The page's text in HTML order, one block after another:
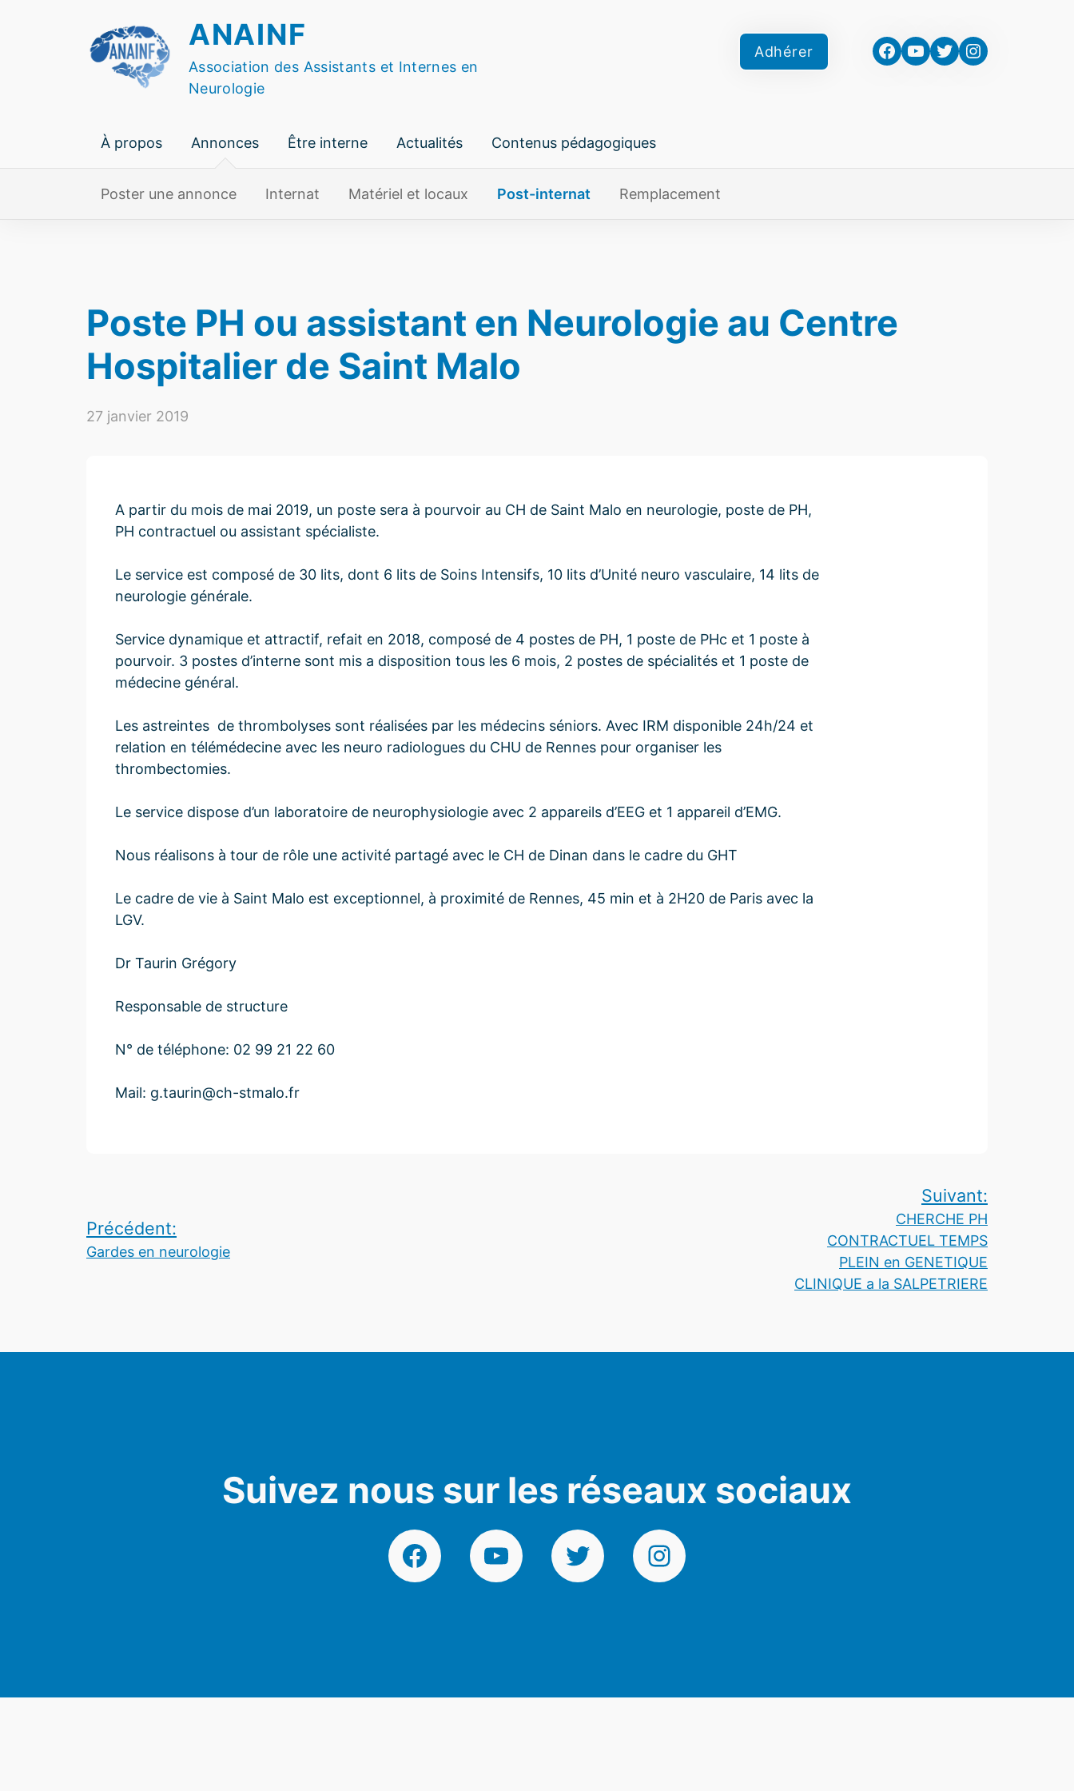
ANAINF
Association des Assistants et Internes en
Neurologie
Adhérer Facebook
YouTube
TwitterInstagram
À propos Annonces Être interne Actualités Contenus pédagogiques
Poster une annonce Internat Matériel et locaux Post-internat Remplacement
Poste PH ou assistant en Neurologie au Centre
Hospitalier de Saint Malo
27 janvier 2019
A partir du mois de mai 2019, un poste sera à pourvoir au CH de Saint Malo en neurologie, poste de PH,
PH contractuel ou assistant spécialiste.
Le service est composé de 30 lits, dont 6 lits de Soins Intensifs, 10 lits d’Unité neuro vasculaire, 14 lits de
neurologie générale.
Service dynamique et attractif, refait en 2018, composé de 4 postes de PH, 1 poste de PHc et 1 poste à
pourvoir. 3 postes d’interne sont mis a disposition tous les 6 mois, 2 postes de spécialités et 1 poste de
médecine général.
Les astreintes de thrombolyses sont réalisées par les médecins séniors. Avec IRM disponible 24h/24 et
relation en télémédecine avec les neuro radiologues du CHU de Rennes pour organiser les
thrombectomies.
Le service dispose d’un laboratoire de neurophysiologie avec 2 appareils d’EEG et 1 appareil d’EMG.
Nous réalisons à tour de rôle une activité partagé avec le CH de Dinan dans le cadre du GHT
Le cadre de vie à Saint Malo est exceptionnel, à proximité de Rennes, 45 min et à 2H20 de Paris avec la
LGV.
Dr Taurin Grégory
Responsable de structure
N° de téléphone: 02 99 21 22 60
Mail: g.taurin@ch-stmalo.fr
de
l’article
Précédent:
Gardes en neurologie
Suivant:
CHERCHE PH
CONTRACTUEL TEMPS
PLEIN en GENETIQUE
CLINIQUE a la SALPETRIERE
Suivez nous sur les réseaux sociaux
FacebookYouTube Twitter Instagram